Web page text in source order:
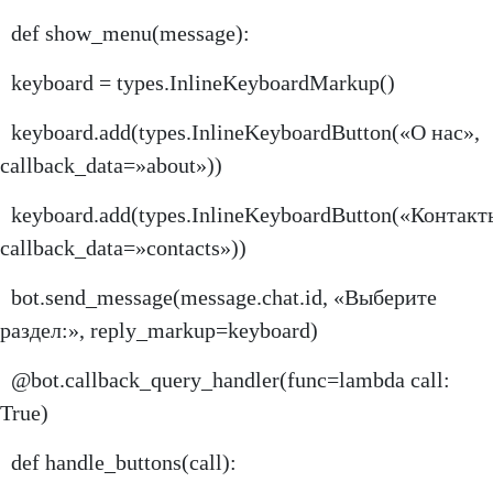
def show_menu(message):
keyboard = types.InlineKeyboardMarkup()
keyboard.add(types.InlineKeyboardButton(«О нас»,
callback_data=»about»))
callback_data=»contacts»))
bot.send_message(message.chat.id, «Выберите
раздел:», reply_markup=keyboard)
@bot.callback_query_handler(func=lambda call:
True)
def handle_buttons(call):